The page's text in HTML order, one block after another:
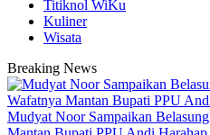
Titiknol WiKu
Kuliner
Wisata
Breaking News
Mudyat Noor Sampaikan